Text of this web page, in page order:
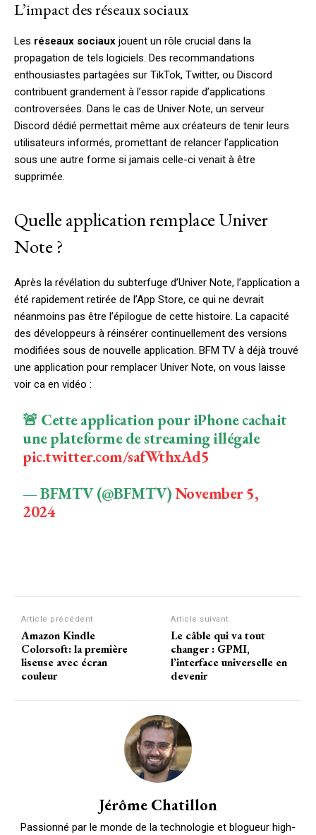
L’impact des réseaux sociaux
Les réseaux sociaux jouent un rôle crucial dans la
propagation de tels logiciels. Des recommandations
enthousiastes partagées sur TikTok, Twitter, ou Discord
contribuent grandement à l’essor rapide d’applications
controversées. Dans le cas de Univer Note, un serveur
Discord dédié permettait même aux créateurs de tenir leurs
utilisateurs informés, promettant de relancer l’application
sous une autre forme si jamais celle-ci venait à être
supprimée.
Quelle application remplace Univer
Note ?
Après la révélation du subterfuge d’Univer Note, l’application a
été rapidement retirée de l’App Store, ce qui ne devrait
néanmoins pas être l’épilogue de cette histoire. La capacité
des développeurs à réinsérer continuellement des versions
modifiées sous de nouvelle application. BFM TV à déjà trouvé
une application pour remplacer Univer Note, on vous laisse
voir ca en vidéo :
🚨 Cette application pour iPhone cachait
une plateforme de streaming illégale
pic.twitter.com/safWthxAd5
— BFMTV (@BFMTV)November 5,
2024
Article précédent
Amazon Kindle
Colorsoft: la première
liseuse avec écran
couleur
Article suivant
Le câble qui va tout
changer : GPMI,
l’interface universelle en
devenir
Jérôme Chatillon
Passionné par le monde de la technologie et blogueur high-